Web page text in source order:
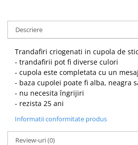
Descriere
Trandafiri criogenati in cupola de
- trandafirii pot fi diverse culori
- cupola este completata cu un mesaj
- baza cupolei poate fi alba, neagra
- nu necesita îngrijiri
- rezista 25 ani
Informatii conformitate produs
Review-uri(0)